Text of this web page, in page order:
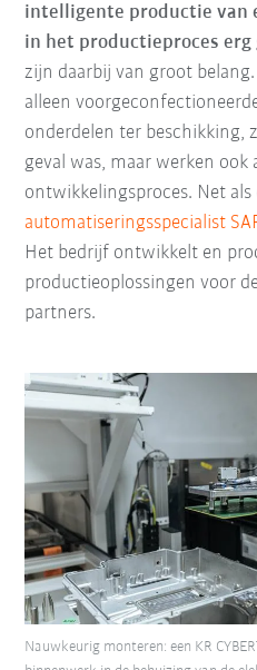
intelligente productie van
in het productieproces erg
zijn daarbij van groot
alleen
onderdelen ter beschikking,
geval was, maar werken ook
ontwikkelingsproces. Net als
automatiseringsspecialist
Het bedrijf ontwikkelt en
productieoplossingen voor
partners.
Nauwkeurig monteren: een KR